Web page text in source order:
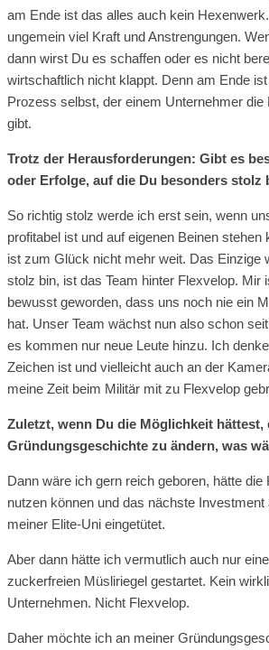
am Ende ist das alles auch kein
ungemein viel Kraft und Anstrengungen.
dann wirst Du es schaffen oder es nicht
wirtschaftlich nicht klappt. Denn am Ende
Prozess selbst, der einem Unternehmer die
gibt.
Trotz der Herausforderungen: Gibt es
oder Erfolge, auf die Du besonders stolz
So richtig stolz werde ich erst sein, wenn
profitabel ist und auf eigenen Beinen stehen
ist zum Glück nicht mehr weit. Das Einzige
stolz bin, ist das Team hinter Flexvelop. Mir
bewusst geworden, dass uns noch nie ein
hat. Unser Team wächst nun also schon
es kommen nur neue Leute hinzu. Ich
Zeichen ist und vielleicht auch an der
meine Zeit beim Militär mit zu Flexvelop
Zuletzt, wenn Du die Möglichkeit hättest,
Gründungsgeschichte zu ändern, was
Dann wäre ich gern reich geboren, hätte die
nutzen können und das nächste Investment
meiner Elite-Uni eingetütet.
Aber dann hätte ich vermutlich auch nur
zuckerfreien Müsliriegel gestartet. Kein
Unternehmen. Nicht Flexvelop.
Daher möchte ich an meiner